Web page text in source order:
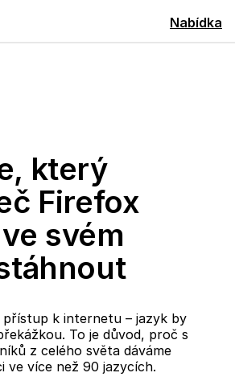
Nabídka
který
Firefox
svém
přístup k internetu – jazyk by
To je důvod, proč s
z celého světa dáváme
ve více než 90 jazycích.